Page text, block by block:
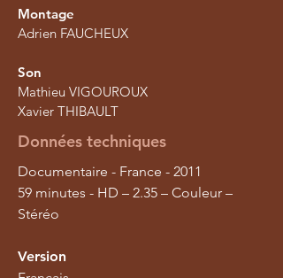
Montage
Adrien FAUCHEUX
Son
Mathieu VIGOUROUX
Xavier THIBAULT
Données techniques
Documentaire - France - 2011
59 minutes - HD – 2.35 – Couleur –
Stéréo
Version